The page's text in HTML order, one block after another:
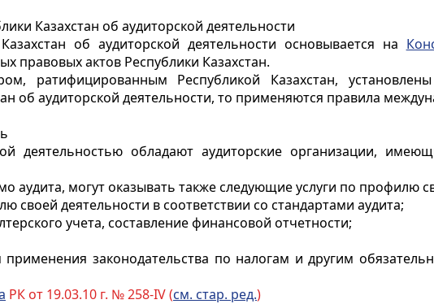
Казахстан об аудиторской деятельности
об аудиторской деятельности основывается на
правовых актов Республики Казахстан.
ратифицированным Республикой Казахстан,
об аудиторской деятельности, то применяются правила
деятельностью обладают аудиторские организации,
аудита, могут оказывать также следующие услуги по профилю
своей деятельности в соответствии со стандартами аудита;
учета, составление финансовой отчетности;
законодательства по налогам и другим
РК от 19.03.10 г. № 258-IV (см. стар. ред.)